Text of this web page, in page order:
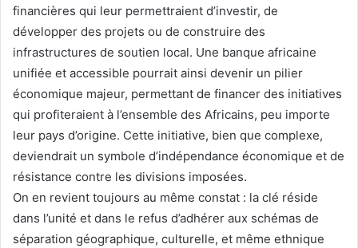
financières qui leur permettraient d’investir, de
développer des projets ou de construire des
infrastructures de soutien local. Une banque africaine
unifiée et accessible pourrait ainsi devenir un pilier
économique majeur, permettant de financer des initiatives
qui profiteraient à l’ensemble des Africains, peu importe
leur pays d’origine. Cette initiative, bien que complexe,
deviendrait un symbole d’indépendance économique et de
résistance contre les divisions imposées.
On en revient toujours au même constat : la clé réside
dans l’unité et dans le refus d’adhérer aux schémas de
séparation géographique, culturelle, et même ethnique